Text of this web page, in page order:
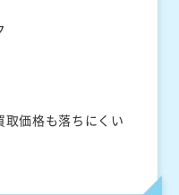
価格も落ちにくい